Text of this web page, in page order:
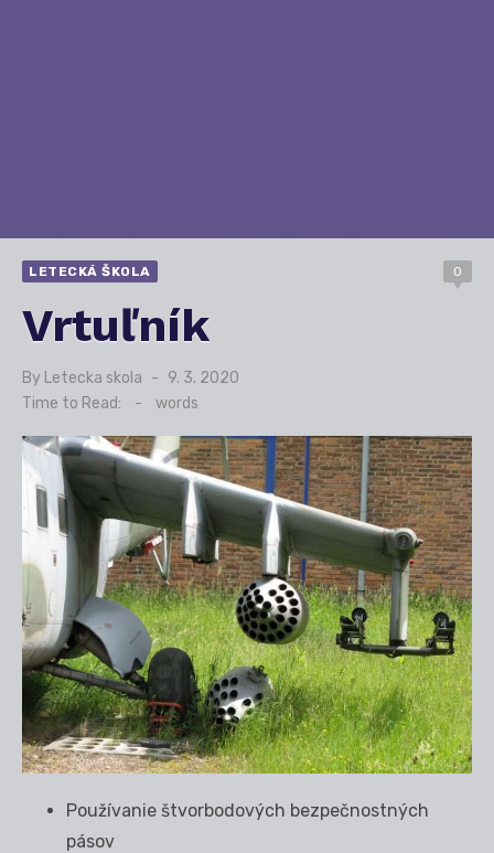
LETECKÁ ŠKOLA 0
Vrtuľník
By Letecka skola
Posted
on
9. 3. 2020
Time to Read:
- words
Používanie štvorbodových bezpečnostných
pásov